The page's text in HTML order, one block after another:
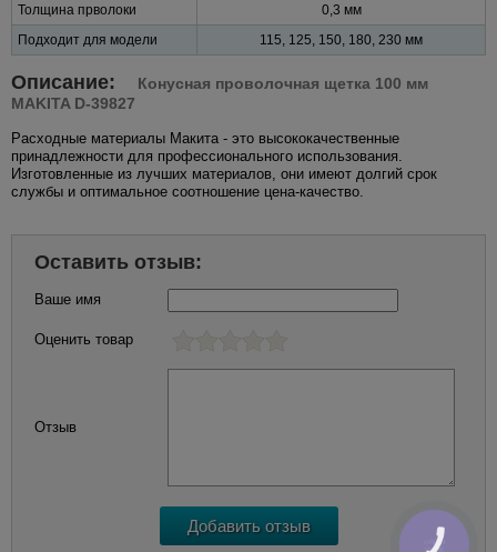
Толщина прволоки
0,3 мм
Подходит для модели
115, 125, 150, 180, 230 мм
Описание:
Конусная проволочная щетка 100 мм
MAKITA D-39827
Расходные материалы Макита - это высококачественные
принадлежности для профессионального использования.
Изготовленные из лучших материалов, они имеют долгий срок
службы и оптимальное соотношение цена-качество.
Оставить отзыв:
Ваше имя
Оценить товар
Отзыв
КНОПКА
ЗВ'ЯЗКУ